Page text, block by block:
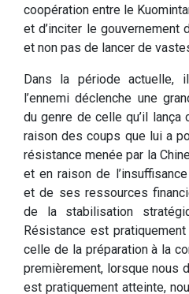
coopération entre le
et d’inciter le gouvernement
et non pas de lancer de
Dans la période actuelle,
l’ennemi déclenche une
du genre de celle qu’il lança
raison des coups que lui a
résistance menée par la
et en raison de
et de ses ressources
de la stabilisation
Résistance est
celle de la préparation à la
premièrement, lorsque nous
est pratiquement atteinte,